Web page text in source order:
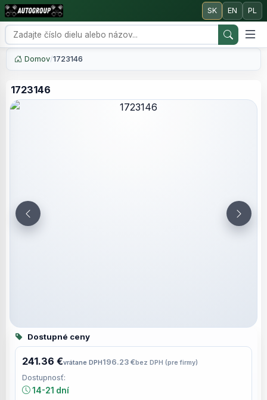
SK EN PL
Domov/1723146
1723146
Dostupné ceny
241.36 €vrátane DPH196.23 €bez DPH (pre firmy)
Dostupnosť:
14-21 dní